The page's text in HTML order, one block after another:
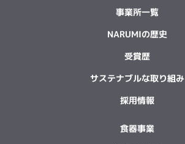
事業所一覧
NARUMIの歴史
受賞歴
サステナブルな取り組み
採用情報
食器事業